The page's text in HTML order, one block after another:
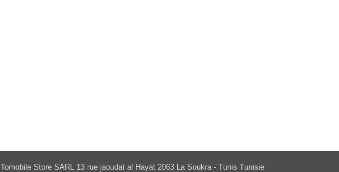
Tomobile Store SARL 13 rue jaoudat al Hayat 2063 La Soukra - Tunis Tunisie